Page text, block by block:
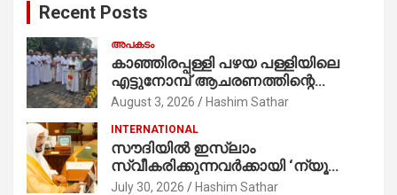
Recent Posts
അപകടം
കാഞ്ഞിരപ്പള്ളി പഴയ പള്ളിയിലെ
എട്ടുനോമ്പ് ആചരണത്തിന്റെ
ഭാഗമായുള്ള പന്തലിന്റെ കാൽനാട്ട്
കുര്യൻ താമരശ്ശേരി
നിർവഹിക്കുന്നു.
August 3, 2026 Hashim Sathar
INTERNATIONAL
സൗദിയില്‍ ഇസ്‌ലാം
സ്വീകരിക്കുന്നവര്‍ക്കായി ‘ന്യൂ
മുസ്ലിം’ ഡിജിറ്റല്‍ കാര്‍ഡ് സേവനം
July 30, 2026 Hashim Sathar